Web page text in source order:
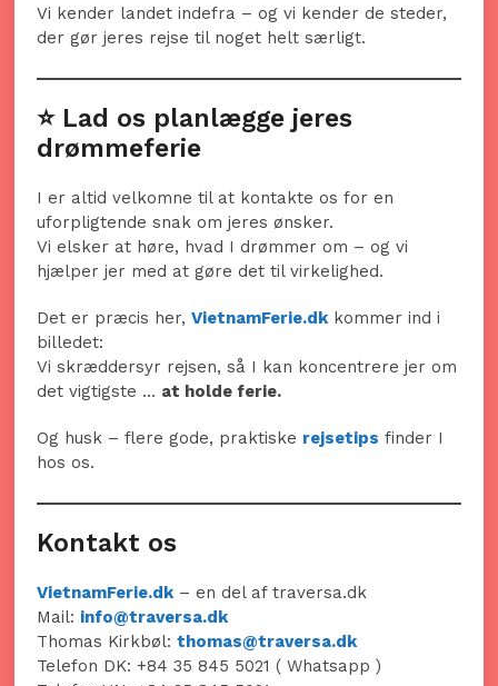
Vi kender landet indefra – og vi kender de steder,
der gør jeres rejse til noget helt særligt.
⭐ Lad os planlægge jeres
drømmeferie
I er altid velkomne til at kontakte os for en
uforpligtende snak om jeres ønsker.
Vi elsker at høre, hvad I drømmer om – og vi
hjælper jer med at gøre det til virkelighed.
Det er præcis her,VietnamFerie.dk kommer ind i
billedet:
Vi skræddersyr rejsen, så I kan koncentrere jer om
det vigtigste … at holde ferie.
Og husk – flere gode, praktiske rejsetips finder I
hos os.
Kontakt os
VietnamFerie.dk – en del af traversa.dk
Mail: info@traversa.dk
Thomas Kirkbøl:thomas@traversa.dk
Telefon DK: +84 35 845 5021 ( Whatsapp )